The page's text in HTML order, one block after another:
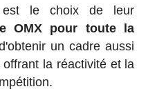
est le choix de leur
OMX pour toute la
un cadre aussi
la réactivité et la